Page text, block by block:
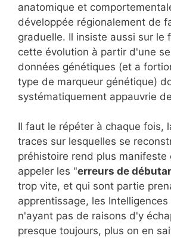
anatomique et
développée régionalement de
graduelle. Il insiste aussi sur le
cette évolution à partir d'une
données génétiques (et a
type de marqueur génétique)
systématiquement appauvrie
Il faut le répéter à chaque fois,
traces sur lesquelles se
préhistoire rend plus manifeste
appeler les "erreurs de
trop vite, et qui sont partie
apprentissage, les
n'ayant pas de raisons d'y
presque toujours, plus on en